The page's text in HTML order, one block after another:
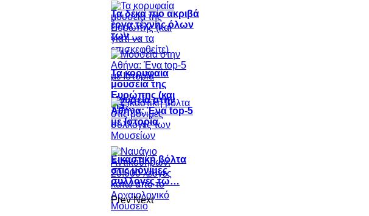
Τα δέκα πιο ακριβά
έργα τέχνης όλων
των …
Τα κορυφαία
μουσεία της
Ευρώπης (και
για…
Μουσεία στην
Αθήνα: Ένα top-5
με Ιστορία
Εικαστική βόλτα
στις μόνιμες
συλλογές τω…
Prev Next